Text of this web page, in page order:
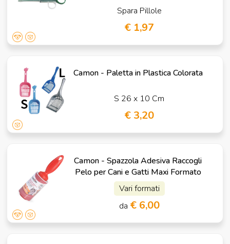
Spara Pillole
€ 1,97
Camon - Paletta in Plastica Colorata
S 26 x 10 Cm
€ 3,20
Camon - Spazzola Adesiva Raccogli
Pelo per Cani e Gatti Maxi Formato
Vari formati
da € 6,00